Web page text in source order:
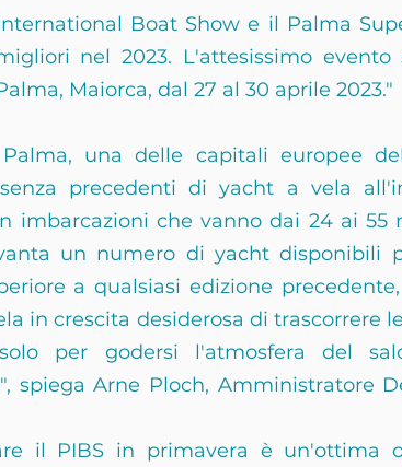
Boat Show e il Palma
nel 2023. L'attesissimo
Maiorca, dal 27 al 30 aprile 2023."
una delle capitali europee
precedenti di yacht a vela
imbarcazioni che vanno dai 24 ai 55
un numero di yacht disponibili
a qualsiasi edizione
in crescita desiderosa di trascorrere
per godersi l'atmosfera del
spiega Arne Ploch, Amministratore
il PIBS in primavera è un'ottima